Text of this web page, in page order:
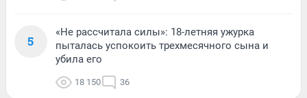
5
«Не рассчитала силы»: 18-летняя ужурка
пыталась успокоить трехмесячного сына и
убила его
18 150 36